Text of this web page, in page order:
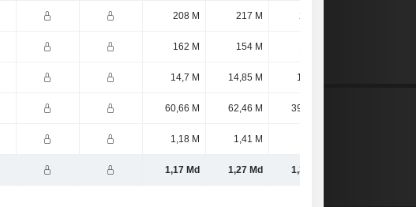
208 M 217 M 237 M
162 M 154 M
14,7 M 14,85 M 13,4 M
60,66 M 62,46 M 39,15 M
1,18 M 1,41 M
1,17 Md 1,27 Md 1,33 Md